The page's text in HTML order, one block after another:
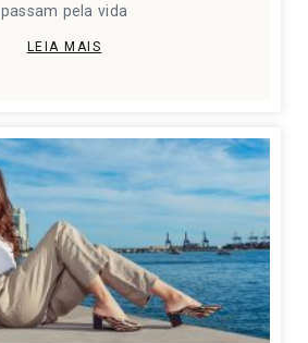
passam pela vida
LEIA MAIS